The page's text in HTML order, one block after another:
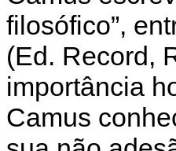
filosófico”,
(Ed. Record,
importância
Camus